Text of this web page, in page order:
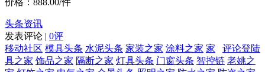
价格：888.00/件
头条资讯
发表评论 | 0评
评论登陆
移动社区 模具头条 水泥头条 家装之家 涂料之家 家
具之家 饰品之家 隔断之家 灯具头条 门窗头条 智控链 老姚之